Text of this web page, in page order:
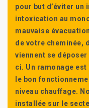
pour but d’éviter un
intoxication au
mauvaise
de votre cheminée,
viennent se
ci. Un ramonage
le bon
niveau chauffage.
installée sur le